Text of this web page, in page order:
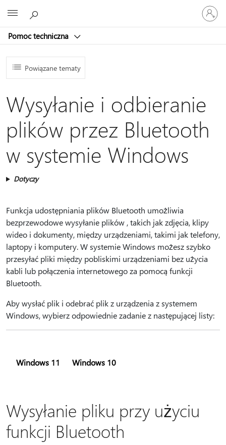
Pomoc techniczna
Zaloguj
się
do
konta
Powiązane tematy
Wysyłanie i odbieranie
plików przez Bluetooth
w systemie Windows
Dotyczy
Funkcja udostępniania plików Bluetooth umożliwia
bezprzewodowe wysyłanie plików , takich jak zdjęcia, klipy
wideo i dokumenty, między urządzeniami, takimi jak telefony,
laptopy i komputery. W systemie Windows możesz szybko
przesyłać pliki między pobliskimi urządzeniami bez użycia
kabli lub połączenia internetowego za pomocą funkcji
Bluetooth.
Aby wysłać plik i odebrać plik z urządzenia z systemem
Windows, wybierz odpowiednie zadanie z następującej listy:
Windows 11 Windows 10
Wysyłanie pliku przy użyciu
funkcji Bluetooth